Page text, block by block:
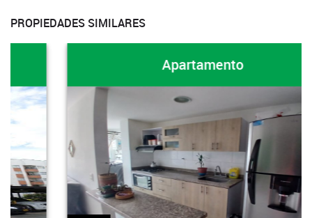
PROPIEDADES SIMILARES
Apartamento